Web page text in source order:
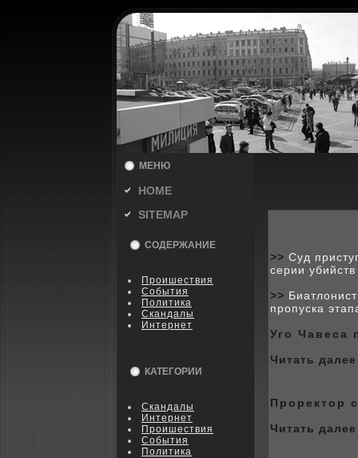
МЕНЮ
HOME
SITEMAP
СОДЕРЖАНИЕ
Пpoишествия
События
Политика
Скандалы
Интернет
КАТЕГОРИИ
Скандалы
Интернет
Пpoишествия
События
Политика
>> Суд
серии убийств
>>
пропуска
Уго Чавеса
Читать
Пpoрeктор
Читать